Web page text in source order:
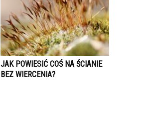
JAK POWIESIĆ COŚ NA ŚCIANIE
BEZ WIERCENIA?